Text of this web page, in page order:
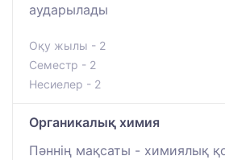
аударылады
Оқу жылы - 2
Семестр - 2
Несиелер - 2
Органикалық химия
Пәннің мақсаты - химиялық